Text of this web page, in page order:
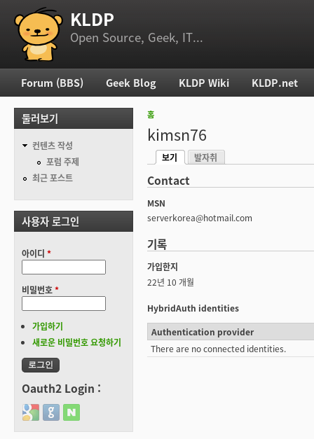
부 메뉴 KLDP
Open Source, Geek, IT...
현재 위치
홈
kimsn76
기본탭
보기
발자취
Contact
MSN
serverkorea@hotmail.com
기록
가입한지
22년 10 개월
HybridAuth identities
Authentication provider
There are no connected identities.
주 메뉴
Forum (BBS) Geek Blog KLDP Wiki KLDP.net
둘러보기
컨텐츠 작성
포럼 주제
최근 포스트
사용자 로그인
아이디 *
비밀번호*
가입하기
새로운 비밀번호 요청하기
Oauth2 Login :
Login with Google
Login with GitHub
Login with Naver